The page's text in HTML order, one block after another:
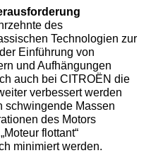
des
Technologien zur
Einführung von
und Aufhängungen
auch bei CITROËN die
verbessert werden
schwingende Massen
des Motors
flottant“
minimiert werden.